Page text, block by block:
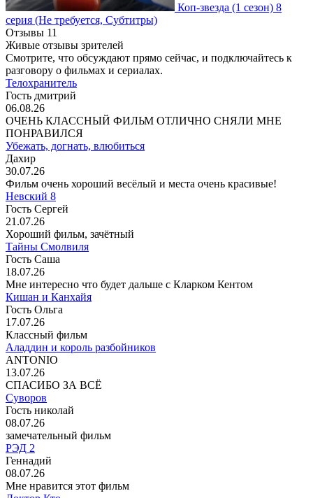
Коп-звезда (1 сезон) 8
серия (Не требуется, Субтитры)
Отзывы 11
Живые отзывы зрителей
Смотрите, что обсуждают прямо сейчас, и подключайтесь к
разговору о фильмах и сериалах.
Телохранитель
Гость дмитрий
06.08.26
ОЧЕНЬ КЛАССНЫЙ ФИЛЬМ ОТЛИЧНО СНЯЛИ МНЕ
ПОНРАВИЛСЯ
Убежать, догнать, влюбиться
Дахир
30.07.26
Фильм очень хороший весёлый и места очень красивые!
Невский 8
Гость Сергей
21.07.26
Хороший фильм, зачётный
Тайны Смолвиля
Гость Саша
18.07.26
Мне интересно что будет дальше с Кларком Кентом
Кишан и Канхайя
Гость Ольга
17.07.26
Классный фильм
Аладдин и король разбойников
ANTONIO
13.07.26
СПАСИБО ЗА ВСЁ
Суворов
Гость николай
08.07.26
замечательный фильм
РЭД 2
Геннадий
08.07.26
Мне нравится этот фильм